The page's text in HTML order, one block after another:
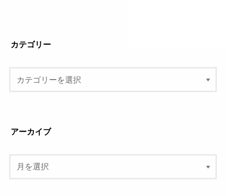
カテゴリー
アーカイブ